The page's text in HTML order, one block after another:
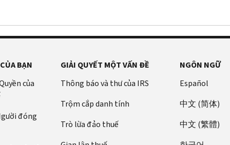
BẠN
của
đóng
GIẢI QUYẾT MỘT VẤN ĐỀ
Thông báo và thư của IRS
Trộm cắp danh tính
Trò lừa đảo thuế
NGÔN NGỮ
Español
中文 (简体)
中文 (繁體)